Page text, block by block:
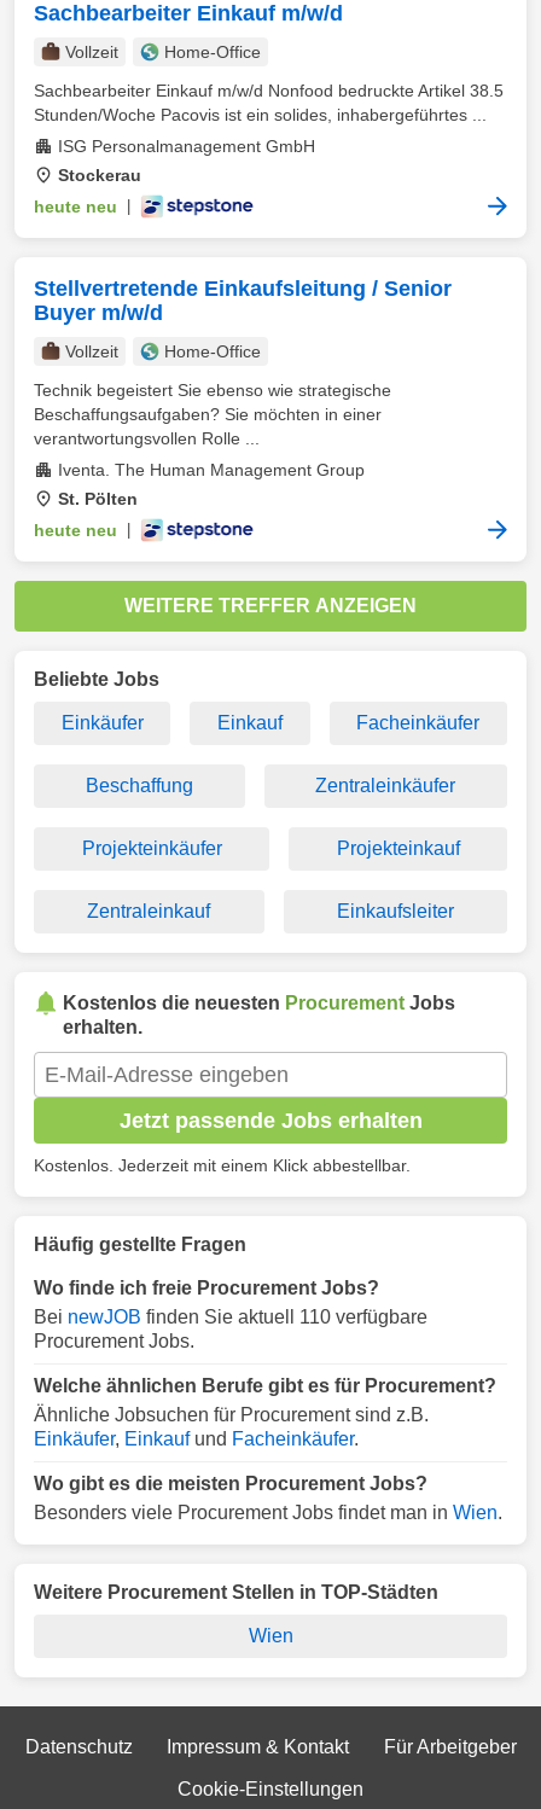
Sachbearbeiter Einkauf m/w/d
Vollzeit
Home-Office
Sachbearbeiter Einkauf m/w/d Nonfood bedruckte Artikel 38.5
Stunden/Woche Pacovis ist ein solides, inhabergeführtes ...
ISG Personalmanagement GmbH
Stockerau
heute neu
Stellvertretende Einkaufsleitung / Senior
Buyer m/w/d
Vollzeit
Home-Office
Technik begeistert Sie ebenso wie strategische
Beschaffungsaufgaben? Sie möchten in einer
verantwortungsvollen Rolle ...
Iventa. The Human Management Group
St. Pölten
heute neu
WEITERE TREFFER ANZEIGEN
Beliebte Jobs
Einkäufer Einkauf Facheinkäufer
Beschaffung Zentraleinkäufer
Projekteinkäufer Projekteinkauf
Zentraleinkauf Einkaufsleiter
Kostenlos die neuesten Procurement Jobs
erhalten.
Jetzt passende Jobs erhalten
Kostenlos. Jederzeit mit einem Klick abbestellbar.
Häufig gestellte Fragen
Wo finde ich freie Procurement Jobs?
Bei newJOB finden Sie aktuell 110 verfügbare
Procurement Jobs.
Welche ähnlichen Berufe gibt es für Procurement?
Ähnliche Jobsuchen für Procurement sind z.B.
Einkäufer, Einkaufund Facheinkäufer.
Wo gibt es die meisten Procurement Jobs?
Besonders viele Procurement Jobs findet man in Wien.
Weitere Procurement Stellen in TOP-Städten
Wien
Datenschutz Impressum & Kontakt Für Arbeitgeber
Cookie-Einstellungen